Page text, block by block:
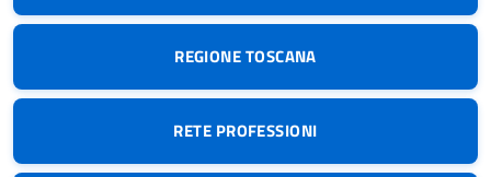
REGIONE TOSCANA
RETE PROFESSIONI